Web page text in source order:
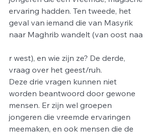
ervaring hadden. Ten tweede, het
geval van iemand die van Masyrik
naar Maghrib wandelt (van oost naa
r west), en wie zijn ze? De derde,
vraag over het geest/ruh.
Deze drie vragen kunnen niet
worden beantwoord door gewone
mensen. Er zijn wel groepen
jongeren die vreemde ervaringen
meemaken, en ook mensen die de